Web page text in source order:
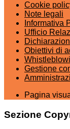
Cookie
Note legali
Informativa
Ufficio
Obiettivi di
Gestione
Pagina
Sezione